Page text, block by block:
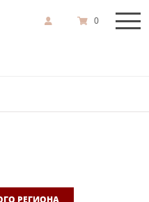
0
РЕГИОНА